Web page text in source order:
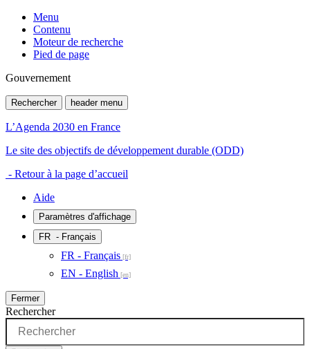
Menu
Contenu
Moteur de recherche
Pied de page
Gouvernement
Rechercher header menu
L’Agenda 2030 en France
Le site des objectifs de développement durable (ODD)
- Retour à la page d’accueil
Aide
Paramètres d'affichage
FR - Français
FR - Français
EN - English
Fermer
Rechercher